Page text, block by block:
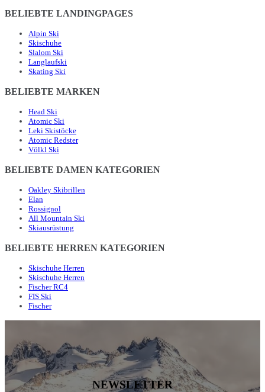
BELIEBTE LANDINGPAGES
Alpin Ski
Skischuhe
Slalom Ski
Langlaufski
Skating Ski
BELIEBTE MARKEN
Head Ski
Atomic Ski
Leki Skistöcke
Atomic Redster
Völkl Ski
BELIEBTE DAMEN KATEGORIEN
Oakley Skibrillen
Elan
Rossignol
All Mountain Ski
Skiausrüstung
BELIEBTE HERREN KATEGORIEN
Skischuhe Herren
Skischuhe Herren
Fischer RC4
FIS Ski
Fischer
NEWSLETTER